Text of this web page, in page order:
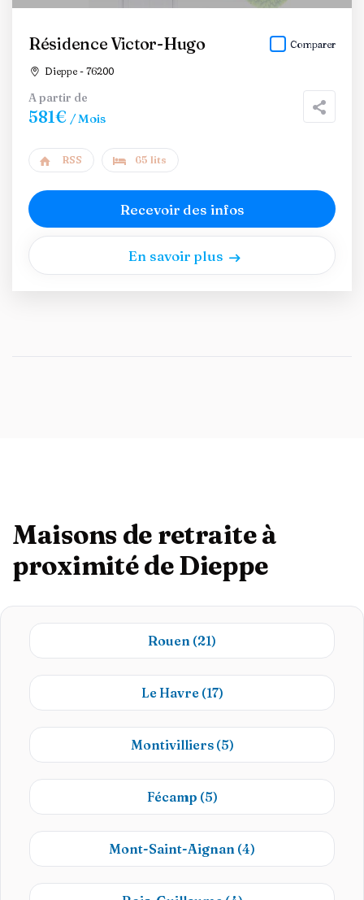
Résidence Victor-Hugo
Dieppe - 76200
Comparer
A partir de
581€ / Mois
RSS 65 lits
Recevoir des infos
En savoir plus
Maisons de retraite à
proximité de Dieppe
Rouen (21)
Le Havre (17)
Montivilliers (5)
Fécamp (5)
Mont-Saint-Aignan (4)